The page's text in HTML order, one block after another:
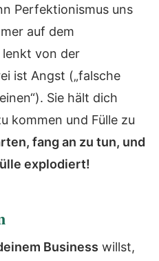
Perfektionismus uns
auf dem
von der
ist Angst („falsche
Sie hält dich
kommen und Fülle zu
fang an zu tun, und
explodiert!
Business willst,